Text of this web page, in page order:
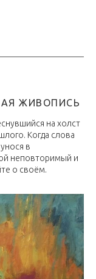
ЖИВОПИСЬ
на холст
Когда слова
в
неповторимый и
о своём.